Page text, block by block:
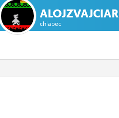
ALOJZVAJCIAR
chlapec